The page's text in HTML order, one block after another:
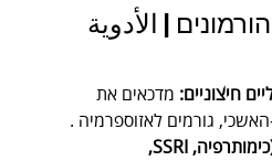
| الأدوية
חיצוניים: מדכאים את
גורמים לאזוספרמיה .
תרופות מסוימות (כימותרפיה, SSRI,